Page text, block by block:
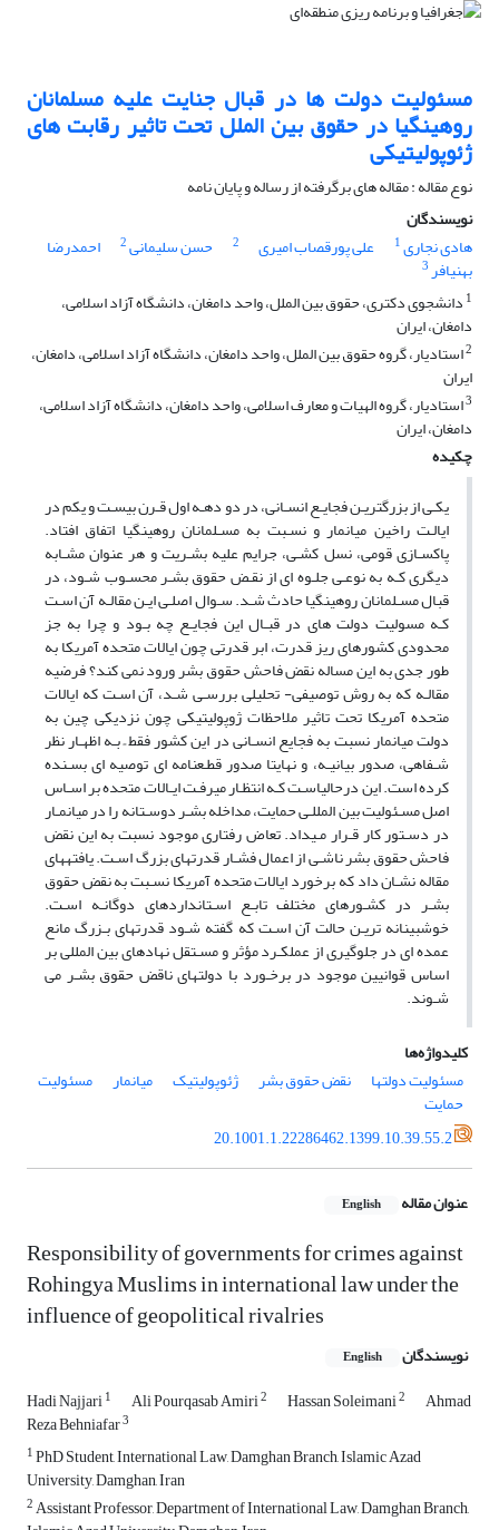
مسئولیت دولت ها در قبال جنایت علیه مسلمانان
روهینگیا در حقوق بین الملل تحت تاثیر رقابت های
ژئوپولیتیکی
نوع مقاله : مقاله های برگرفته از رساله و پایان نامه
نویسندگان
هادی نجاری1 علی پورقصاب امیری 2 حسن سلیمانی2 احمدرضا
بهنیافر3
1 دانشجوی دکتری، حقوق بین الملل، واحد دامغان، دانشگاه آزاد اسلامی،
دامغان، ایران
2استادیار، گروه حقوق بین الملل، واحد دامغان، دانشگاه آزاد اسلامی، دامغان،
ایران
3استادیار، گروه الهیات و معارف اسلامی، واحد دامغان، دانشگاه آزاد اسلامی،
دامغان، ایران
چکیده
یکـی از بزرگتریـن فجایـع انسـانی، در دو دهـه اول قـرن بیسـت و یکم در
ایالـت راخین میانمار و نسـبت به مسـلمانان روهینگیا اتفاق افتاد.
پاکسـازی قومی، نسل کشـی، جرایم علیه بشـریت و هر عنوان مشـابه
دیگری کـه به نوعـی جلـوه ای از نقـض حقوق بشـر محسـوب شـود، در
قبال مسـلمانان روهینگیا حادث شـد. سـوال اصلـی ایـن مقالـه آن اسـت
کـه مسولیت دولت های در قبـال این فجایـع چه بـود و چرا به جز
محدودی کشورهای ریز قدرت، ابر قدرتی چون ایالات متحده آمریکا به
طور جدی به این مساله نقض فاحش حقوق بشر ورود نمی کند؟ فرضیه
مقالـه که به روش توصیفی- تحلیلی بررسـی شـد، آن اسـت که ایالات
متحده آمریکا تحت تاثیر ملاحظات ژوپولیتیکی چون نزدیکی چین به
دولت میانمار نسبت به فجایع انسـانی در این کشور فقط ً بـه اظهـار نظر
شـفاهی، صدور بیانیـه، و نهایتا صدور قطـعنامه ای توصیه ای بسـنده
کرده است. این درحالیاسـت کـه انتظـار میرفـت ایـالات متحده بر اسـاس
اصل مسـئولیت بین المللـی حمایت، مداخله بشـر دوسـتانه را در میانمـار
در دسـتور کار قـرار مـیداد. تعاض رفتاری موجود نسبت به این نقض
فاحش حقوق بشر ناشـی از اعمال فشـار قدرتهای بزرگ اسـت. یافتههای
مقاله نشـان داد که برخورد ایالات متحده آمریکا نسـبت به نقض حقوق
بشـر در کشـورهای مختلف تابـع اسـتانداردهای دوگانـه اسـت.
خوشبینانه تریـن حالت آن اسـت که گفته شـود قدرتهای بـزرگ مانع
عمده ای در جلوگیری از عملکـرد مؤثر و مسـتقل نهادهای بین المللی بر
اساس قوانیین موجود در برخـورد با دولتهای ناقض حقوق بشـر می
شـوند.
کلیدواژه‌ها
مسئولیت دولتها
نقض حقوق بشر ژئوپولیتیک میانمار مسئولیت
حمایت
20.1001.1.22286462.1399.10.39.55.2
عنوان مقاله English
Responsibility of governments for crimes against
Rohingya Muslims in international law under the
influence of geopolitical rivalries
نویسندگان English
Hadi Najjari1 Ali Pourqasab Amiri2 Hassan Soleimani2 Ahmad
Reza Behniafar3
1PhD Student, International Law, Damghan Branch, Islamic Azad
University, Damghan, Iran
2Assistant Professor, Department of International Law, Damghan Branch,